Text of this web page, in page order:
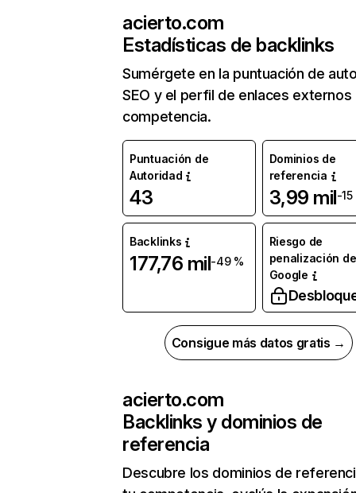
acierto.com
Estadísticas de backlinks
Sumérgete en la puntuación de
SEO y el perfil de enlaces externos
competencia.
Puntuación de
Autoridad
43
Dominios de
referencia
3,99 mil-15
Backlinks
177,76 mil-49 %
Riesgo de
penalización de
Google
Consigue más datos gratis →
acierto.com
Backlinks y dominios de
referencia
Descubre los dominios de